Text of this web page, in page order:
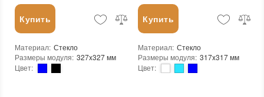
Купить
Материал: Стекло
Размеры модуля: 327x327 мм
Цвет:
Купить
Материал: Стекло
Размеры модуля: 317x317 мм
Цвет: